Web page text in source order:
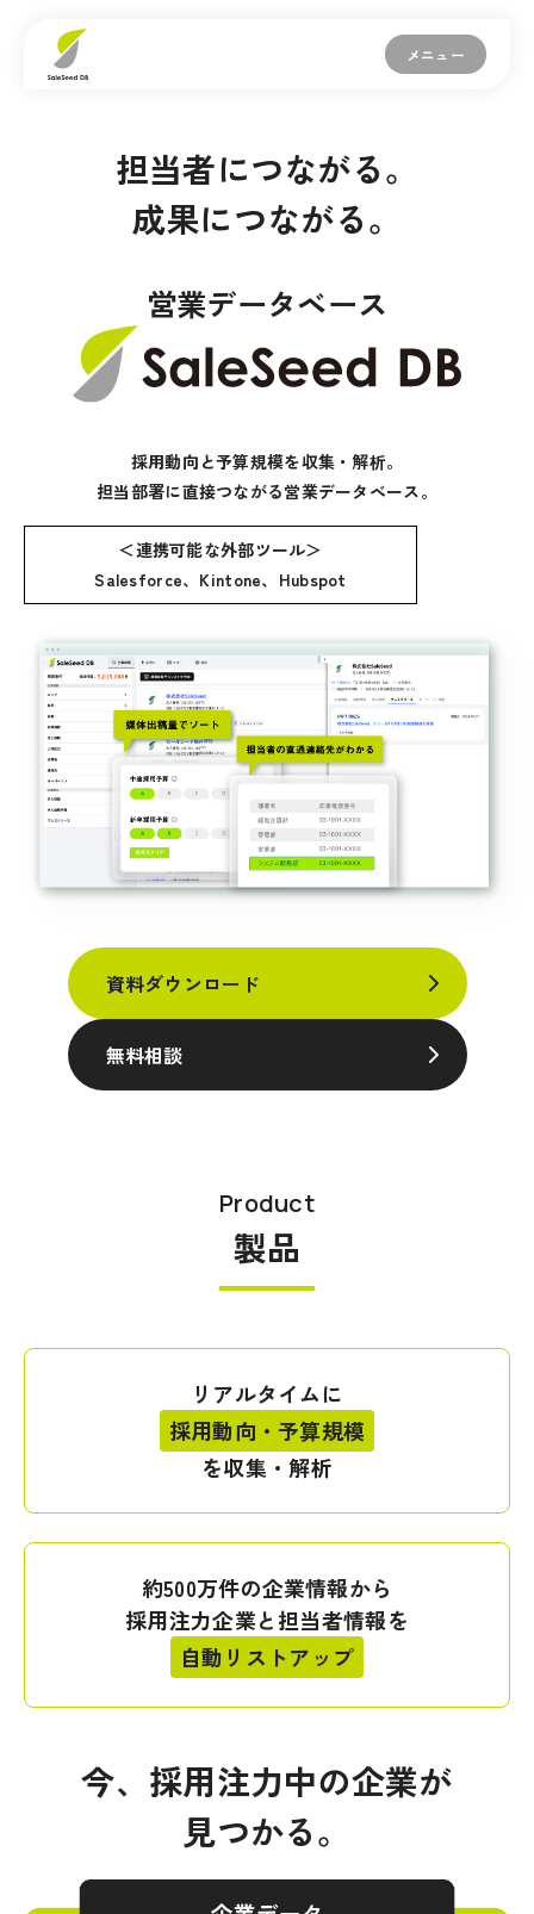
メニュー
担当者につながる。
成果につながる。
営業データベース
採用動向と予算規模を収集・解析。
担当部署に直接つながる営業データベース。
＜連携可能な外部ツール＞
Salesforce、Kintone、Hubspot
資料ダウンロード
無料相談
Product
製品
リアルタイムに
採用動向・予算規模
を収集・解析
約500万件の企業情報から
採用注力企業と担当者情報を
自動リストアップ
今、採用注力中の企業が
見つかる。